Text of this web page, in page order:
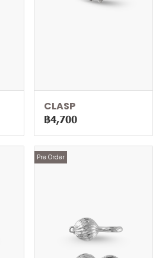
CLASP
฿4,700
Pre Order